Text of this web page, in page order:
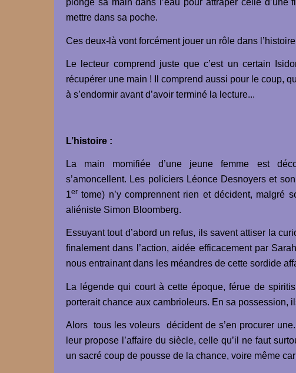
plonge sa main dans l’eau pour attraper celle
mettre dans sa poche.
Ces deux-là vont forcément jouer un rôle dans l’histoire
Le lecteur comprend juste que c’est un certain
récupérer une main ! Il comprend aussi pour le coup,
à s’endormir avant d’avoir terminé la lecture...
L’histoire :
La main momifiée d’une jeune femme est
s’amoncellent. Les policiers Léonce Desnoyers et
1er tome) n’y comprennent rien et décident, malgré
aliéniste Simon Bloomberg.
Essuyant tout d’abord un refus, ils savent attiser la
finalement dans l’action, aidée efficacement par
nous entrainant dans les méandres de cette sordide
La légende qui court à cette époque, férue de
porterait chance aux cambrioleurs. En sa
Alors tous les voleurs décident de s’en procurer
leur propose l’affaire du siècle, celle qu’il ne faut
un sacré coup de pousse de la chance, voire même